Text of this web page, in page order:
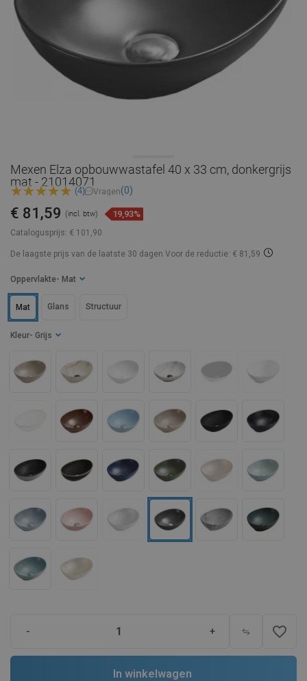
Mexen Elza opbouwwastafel 40 x 33 cm, donkergrijs
mat - 21014071
(4) Vragen(0)
Catalogusprijs: € 101,90
€ 81,59 (incl. btw) 19,93%
De laagste prijs van de laatste 30 dagen Voor de reductie: € 81,59
Kleur - Grijs
Oppervlakte - Mat
Mat Glans Structuur
- + favorite_border
In winkelwagen